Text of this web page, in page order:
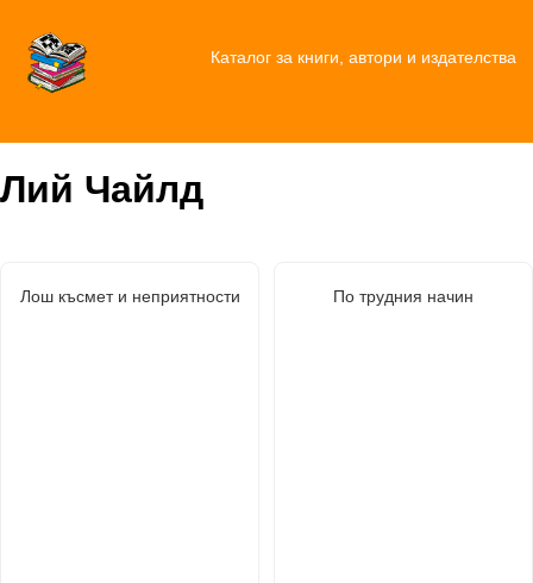
Каталог за книги, автори и издателства
Лий Чайлд
Лош късмет и неприятности По трудния начин